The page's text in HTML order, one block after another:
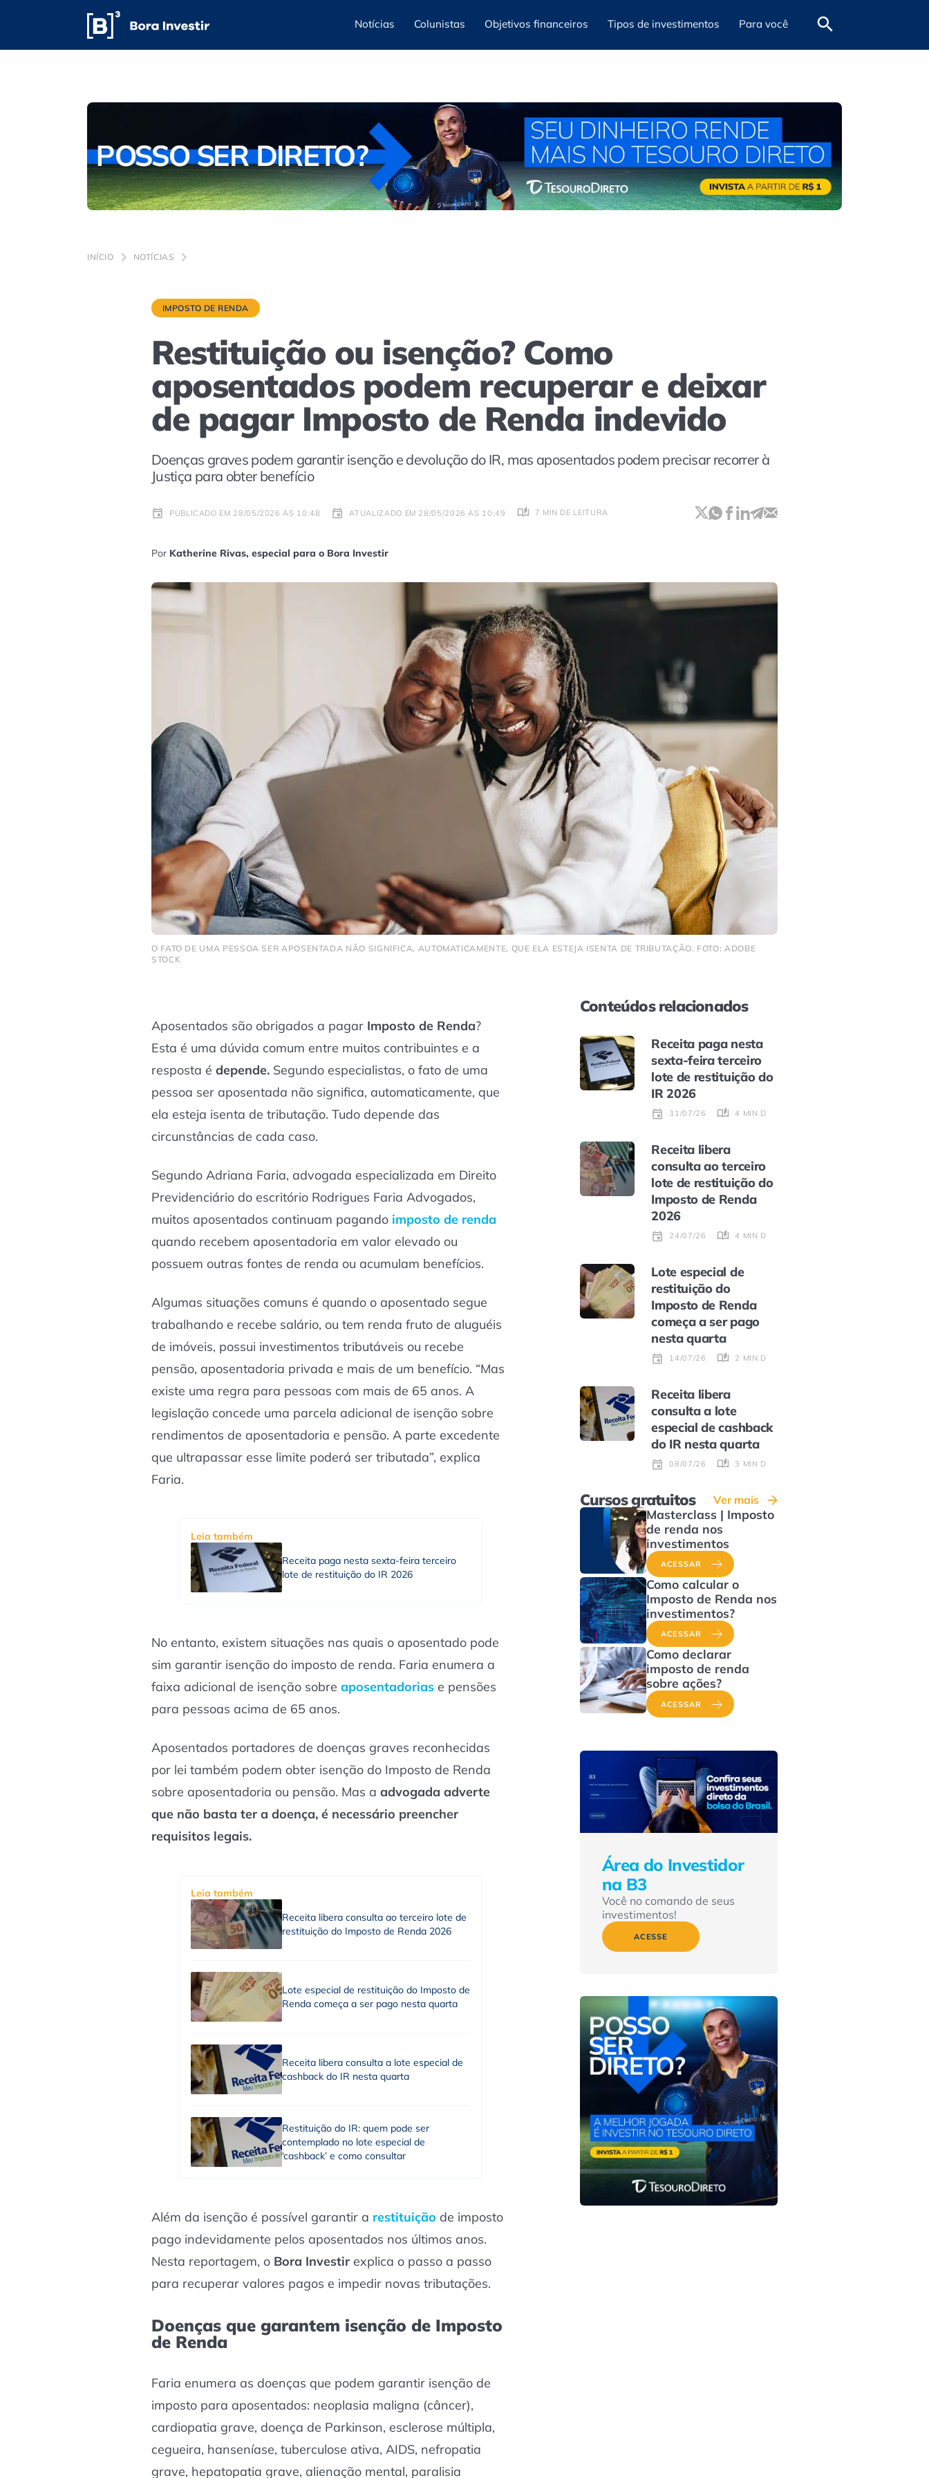
Notícias Colunistas Objetivos financeiros Tipos de investimentos Para você
INÍCIO NOTÍCIAS
IMPOSTO DE RENDA
Restituição ou isenção? Como
aposentados podem recuperar e deixar
de pagar Imposto de Renda indevido
Doenças graves podem garantir isenção e devolução do IR, mas aposentados podem precisar recorrer à
Justiça para obter benefício
PUBLICADO EM 28/05/2026 ÀS 10:48 ATUALIZADO EM 28/05/2026 ÀS 10:49 7 MIN DE LEITURA
Por Katherine Rivas, especial para o Bora Investir
O FATO DE UMA PESSOA SER APOSENTADA NÃO SIGNIFICA, AUTOMATICAMENTE, QUE ELA ESTEJA ISENTA DE TRIBUTAÇÃO. FOTO: ADOBE
STOCK
Aposentados são obrigados a pagar Imposto de Renda?
Esta é uma dúvida comum entre muitos contribuintes e a
resposta é depende. Segundo especialistas, o fato de uma
pessoa ser aposentada não significa, automaticamente, que
ela esteja isenta de tributação. Tudo depende das
circunstâncias de cada caso.
Segundo Adriana Faria, advogada especializada em Direito
Previdenciário do escritório Rodrigues Faria Advogados,
muitos aposentados continuam pagando imposto de renda
quando recebem aposentadoria em valor elevado ou
possuem outras fontes de renda ou acumulam benefícios.
Algumas situações comuns é quando o aposentado segue
trabalhando e recebe salário, ou tem renda fruto de aluguéis
de imóveis, possui investimentos tributáveis ou recebe
pensão, aposentadoria privada e mais de um benefício. “Mas
existe uma regra para pessoas com mais de 65 anos. A
legislação concede uma parcela adicional de isenção sobre
rendimentos de aposentadoria e pensão. A parte excedente
que ultrapassar esse limite poderá ser tributada”, explica
Faria.
Leia também
Receita paga nesta sexta-feira terceiro
lote de restituição do IR 2026
No entanto, existem situações nas quais o aposentado pode
sim garantir isenção do imposto de renda. Faria enumera a
faixa adicional de isenção sobre aposentadorias e pensões
para pessoas acima de 65 anos.
Aposentados portadores de doenças graves reconhecidas
por lei também podem obter isenção do Imposto de Renda
sobre aposentadoria ou pensão. Mas a advogada adverte
que não basta ter a doença, é necessário preencher
requisitos legais.
Leia também
Receita libera consulta ao terceiro lote de
restituição do Imposto de Renda 2026
Lote especial de restituição do Imposto de
Renda começa a ser pago nesta quarta
Receita libera consulta a lote especial de
cashback do IR nesta quarta
Restituição do IR: quem pode ser
contemplado no lote especial de
‘cashback’ e como consultar
Além da isenção é possível garantir a restituição de imposto
pago indevidamente pelos aposentados nos últimos anos.
Nesta reportagem, o Bora Investir explica o passo a passo
para recuperar valores pagos e impedir novas tributações.
Doenças que garantem isenção de Imposto
de Renda
Faria enumera as doenças que podem garantir isenção de
imposto para aposentados: neoplasia maligna (câncer),
cardiopatia grave, doença de Parkinson, esclerose múltipla,
cegueira, hanseníase, tuberculose ativa, AIDS, nefropatia
grave, hepatopatia grave, alienação mental, paralisia
Conteúdos relacionados
Receita paga nesta
sexta-feira terceiro
lote de restituição do
IR 2026
31/07/26 4 MIN DE LEITURA
Receita libera
consulta ao terceiro
lote de restituição do
Imposto de Renda
2026
24/07/26 4 MIN DE LEITURA
Lote especial de
restituição do
Imposto de Renda
começa a ser pago
nesta quarta
14/07/26 2 MIN DE LEITURA
Receita libera
consulta a lote
especial de cashback
do IR nesta quarta
08/07/26 3 MIN DE LEITURA
Cursos gratuitos Ver mais
Masterclass | Imposto
de renda nos
investimentos
ACESSAR
Como calcular o
Imposto de Renda nos
investimentos?
ACESSAR
Como declarar
imposto de renda
sobre ações?
ACESSAR
Área do Investidor
na B3
Você no comando de seus
investimentos!
ACESSE